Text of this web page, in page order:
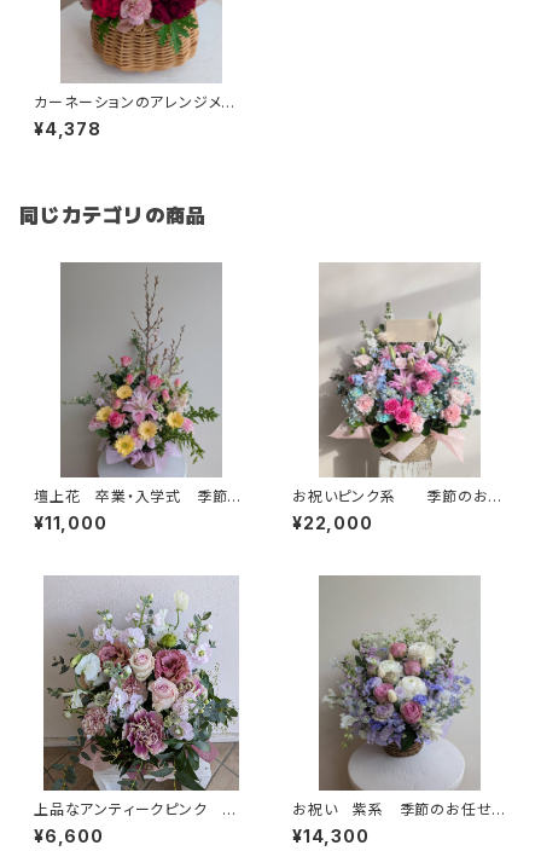
カーネーションのアレンジメン
ト 手付きかご 赤系 ３９８０
円（税別）
¥4,378
同じカテゴリの商品
壇上花 卒業・入学式 季節の
お任せアレンジメント 送料
別
¥11,000
お祝いピンク系 季節のお任
せアレンジメント 送料別
札別
¥22,000
上品なアンティークピンク 季
節のお任せアレンジメント か
ご入り 送料別
¥6,600
お祝い 紫系 季節のお任せア
レンジメント 送料別 札別
¥14,300